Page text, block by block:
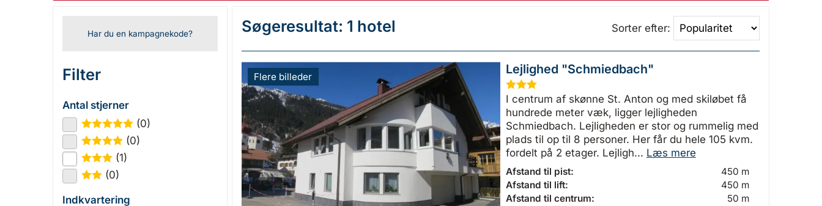
Har du en kampagnekode?
Filter
Antal stjerner
★★★★★
(0)
★★★★
(0)
★★★
(1)
★★
(0)
Indkvartering
Søgeresultat: 1 hotel Sorter efter:
Flere billeder Lejlighed "Schmiedbach"
★★★
I centrum af skønne St. Anton og med skiløbet få
hundrede meter væk, ligger lejligheden
Schmiedbach. Lejligheden er stor og rummelig med
plads til op til 8 personer. Her får du hele 105 kvm.
fordelt på 2 etager. Lejligh... Læs mere
Afstand til pist:
450 m
Afstand til lift:
450 m
Afstand til centrum:
50 m